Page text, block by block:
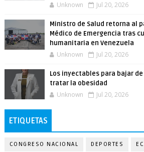
Unknown Jul 20, 2026
Ministro de Salud retorna al
Médico de Emergencia tras
humanitaria en Venezuela
Unknown Jul 20, 2026
Los inyectables para bajar
tratar la obesidad
Unknown Jul 20, 2026
ETIQUETAS
CONGRESO NACIONAL DEPORTES